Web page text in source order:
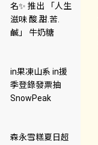
名✨ 推出 「人生
滋味 酸.甜.苦.
鹹」 牛奶糖
in果凍山系 in援
季登錄發票抽
SnowPeak
森永雪糕夏日超